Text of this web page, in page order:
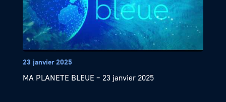
23 janvier 2025
MA PLANETE BLEUE – 23 janvier 2025